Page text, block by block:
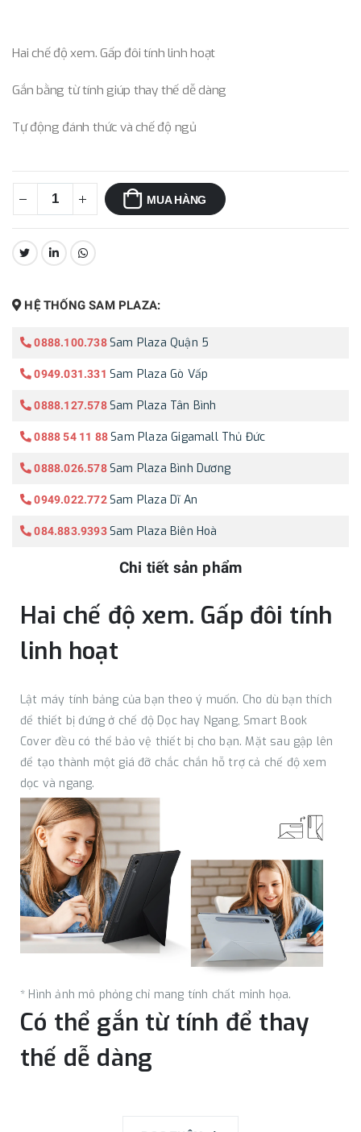
Hai chế độ xem. Gấp đôi tính linh hoạt
Gắn bằng từ tính giúp thay thế dễ dàng
Tự động đánh thức và chế độ ngủ
MUA HÀNG
CHIA SẺ:
HỆ THỐNG SAM PLAZA:
0888.100.738 Sam Plaza Quận 5
0949.031.331 Sam Plaza Gò Vấp
0888.127.578 Sam Plaza Tân Bình
0888 54 11 88 Sam Plaza Gigamall Thủ Đức
0888.026.578 Sam Plaza Bình Dương
0949.022.772 Sam Plaza Dĩ An
084.883.9393 Sam Plaza Biên Hoà
Chi tiết sản phẩm
Hai chế độ xem. Gấp đôi tính
linh hoạt
Lật máy tính bảng của bạn theo ý muốn. Cho dù bạn thích
để thiết bị đứng ở chế độ Dọc hay Ngang, Smart Book
Cover đều có thể bảo vệ thiết bị cho bạn. Mặt sau gập lên
để tạo thành một giá đỡ chắc chắn hỗ trợ cả chế độ xem
dọc và ngang.
* Hình ảnh mô phỏng chỉ mang tính chất minh họa.
Có thể gắn từ tính để thay
thế dễ dàng
để cá nhân hóa thiết bị của bạn. Thay thế nó theo sở thích